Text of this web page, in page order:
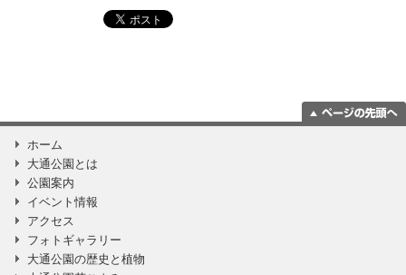
ホーム
大通公園とは
公園案内
イベント情報
アクセス
フォトギャラリー
大通公園の歴史と植物